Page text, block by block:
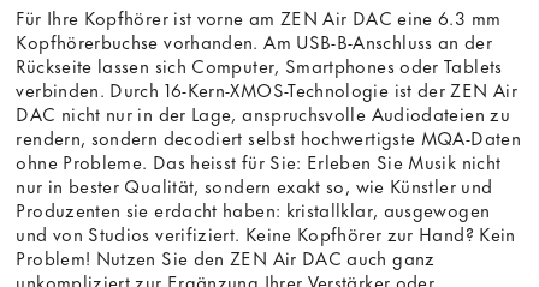
Für Ihre Kopfhörer ist vorne am ZEN Air DAC eine 6.3 mm
Kopfhörerbuchse vorhanden. Am USB-B-Anschluss an der
Rückseite lassen sich Computer, Smartphones oder Tablets
verbinden. Durch 16-Kern-XMOS-Technologie ist der ZEN Air
DAC nicht nur in der Lage, anspruchsvolle Audiodateien zu
rendern, sondern decodiert selbst hochwertigste MQA-Daten
ohne Probleme. Das heisst für Sie: Erleben Sie Musik nicht
nur in bester Qualität, sondern exakt so, wie Künstler und
Produzenten sie erdacht haben: kristallklar, ausgewogen
und von Studios verifiziert. Keine Kopfhörer zur Hand? Kein
Problem! Nutzen Sie den ZEN Air DAC auch ganz
unkompliziert zur Ergänzung Ihrer Verstärker oder